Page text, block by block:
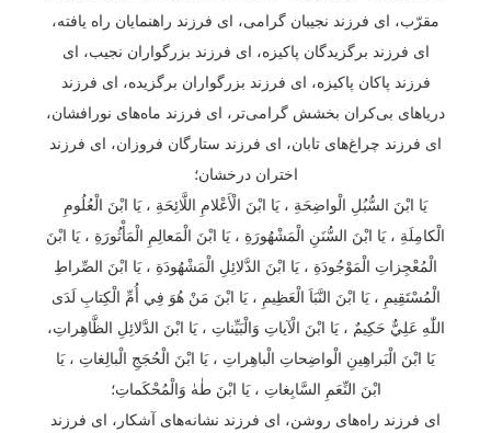
مقرّب، ای فرزند نجیبان گرامی، ای فرزند راهنمایان راه یافته،
ای فرزند برگزیدگان پاکیزه، ای فرزند بزرگواران نجیب، ای
فرزند پاکان پاکیزه، ای فرزند بزرگواران برگزیده، ای فرزند
دریاهای بی‌کران بخشش گرامی‌تر، ای فرزند ماه‌های نورافشان،
ای فرزند چراغ‌های تابان، ای فرزند ستارگان فروزان، ای فرزند
اختران درخشان؛
يَا ابْنَ السُّبُلِ الْواضِحَةِ ، يَا ابْنَ الْأَعْلامِ اللَّائِحَةِ ، يَا ابْنَ الْعُلُومِ
الْكامِلَةِ ، يَا ابْنَ السُّنَنِ الْمَشْهُورَةِ ، يَا ابْنَ الْمَعالِمِ الْمَأْثُورَةِ ، يَا ابْنَ
الْمُعْجِزاتِ الْمَوْجُودَةِ ، يَا ابْنَ الدَّلائِلِ الْمَشْهُودَةِ ، يَا ابْنَ الصِّراطِ
الْمُسْتَقِيمِ ، يَا ابْنَ النَّبَاَ الْعَظِيمِ ، يَا ابْنَ مَنْ هُوَ فِي أُمِّ الْكِتابِ لَدَى
اللّٰهِ عَلِيٌّ حَكِيمٌ ، يَا ابْنَ الْآياتِ وَالْبَيِّناتِ ، يَا ابْنَ الدَّلائِلِ الظَّاهِراتِ،
يَا ابْنَ الْبَراهِينِ الْواضِحاتِ الْباهِراتِ ، يَا ابْنَ الْحُجَجِ الْبالِغاتِ ، يَا
ابْنَ النِّعَمِ السَّابِغاتِ ، يَا ابْنَ طٰهٰ وَالْمُحْكَماتِ؛
ای فرزند راه‌های روشن، ای فرزند نشانه‌های آشکار، ای فرزند